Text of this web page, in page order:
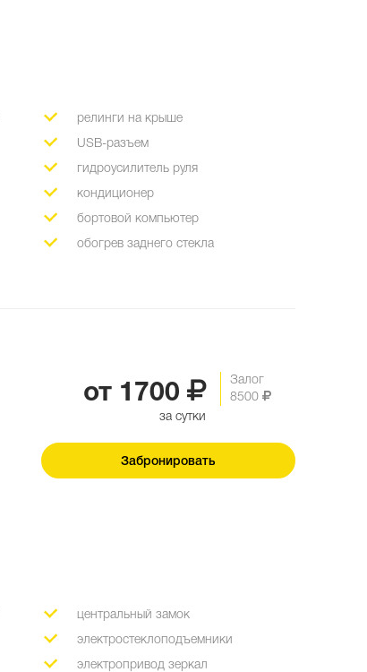
релинги на крыше
USB-разъем
гидроусилитель руля
кондиционер
бортовой компьютер
обогрев заднего стекла
от 1700
за сутки
Залог
8500
Забронировать
центральный замок
электростеклоподъемники
электропривод зеркал